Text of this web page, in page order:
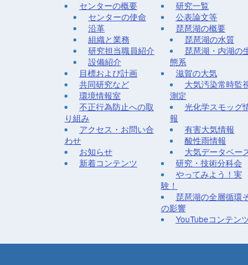
センターの概要
センターの使命
沿革
組織と業務
研究担当職員紹介
設備紹介
目標および計画
共同研究など
環境情報室
不正行為防止への取
り組み
アクセス・お問い合
わせ
お知らせ
新着コンテンツ
研究一覧
公表論文等
琵琶湖の概要
琵琶湖の水質
琵琶湖・内湖の
態系
滋賀の大気
大気汚染常時監
測定
光化学スモッグ
報
有害大気情報
酸性雨情報
大気データベー
研究・技術分科会
やってみよう！実
験！
琵琶湖の全層循環
の影響
YouTubeコンテン